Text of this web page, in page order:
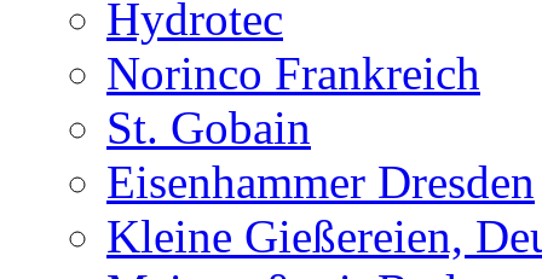
Hydrotec
Norinco Frankreich
St. Gobain
Eisenhammer Dresden
Kleine Gießereien,